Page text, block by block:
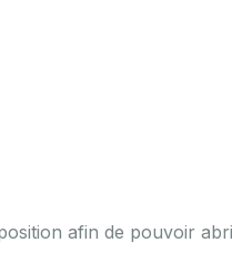
afin de pouvoir